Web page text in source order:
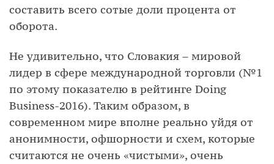
составить всего сотые доли процента от
оборота.
Не удивительно, что Словакия – мировой
лидер в сфере международной торговли (№1
по этому показателю в рейтинге Doing
Business-2016). Таким образом, в
современном мире вполне реально уйдя от
анонимности, офшорности и схем, которые
считаются не очень «чистыми», очень